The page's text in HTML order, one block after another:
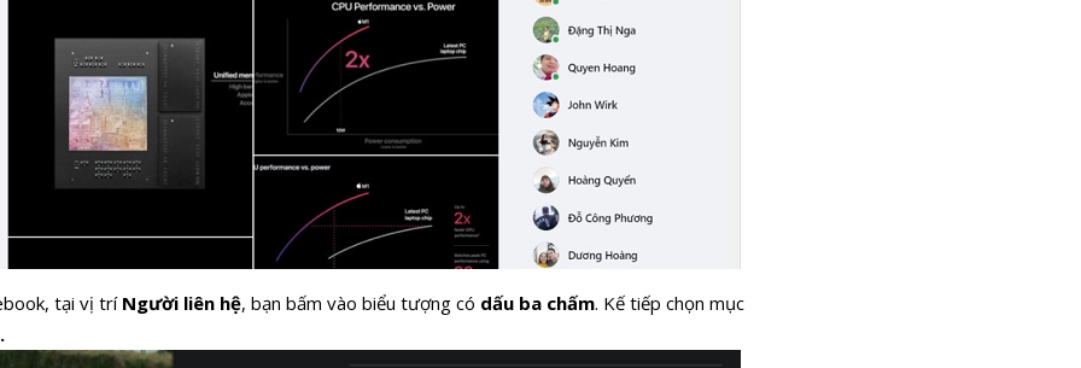
tại vị trí Người liên hệ, bạn bấm vào biểu tượng có dấu ba chấm. Kế tiếp chọn mục